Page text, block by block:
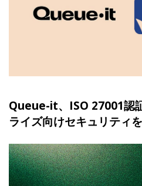
Queue-it、ISO 27001認
ライズ向けセキュリティ